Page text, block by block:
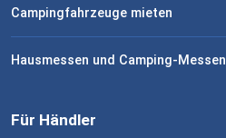
Campingfahrzeuge mieten
Hausmessen und Camping-Messen
Für Händler